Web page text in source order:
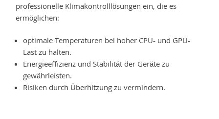
professionelle Klimakontrolllösungen ein, die es
ermöglichen:
optimale Temperaturen bei hoher CPU- und GPU-
Last zu halten.
Energieeffizienz und Stabilität der Geräte zu
gewährleisten.
Risiken durch Überhitzung zu vermindern.